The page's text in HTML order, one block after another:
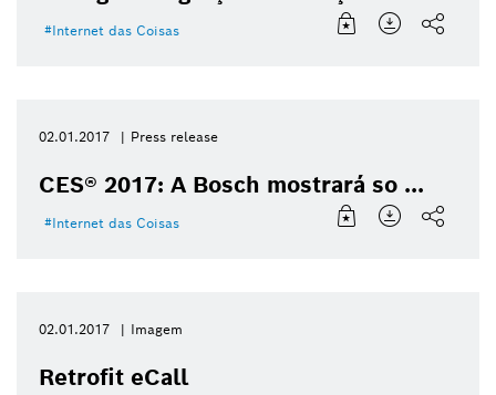
Internet das Coisas
02.01.2017 Press release
CES® 2017: A Bosch mostrará so ...
Internet das Coisas
02.01.2017 Imagem
Retrofit eCall